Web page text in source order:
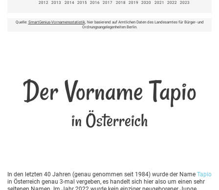
2012 2013 2014 2015 2016 2017 2018 2019 2020 2021 2022 2023
Quelle: SmartGenius-Vornamensstatistik, hier basierend auf Amtlichen Daten des Landesamtes für Bürger- und
Ordnungsangelegenheiten Berlin.
Der Vorname Tapio
in Österreich
In den letzten 40 Jahren (genau genommen seit 1984) wurde der Name Tapio
in Österreich genau 3-mal vergeben, es handelt sich hier also um einen sehr